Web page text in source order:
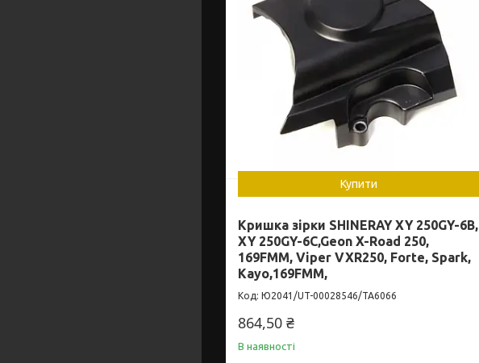
Купити
Кришка зірки SHINERAY XY 250GY-6B,
XY 250GY-6C,Geon X-Road 250,
169FMM, Viper VXR250, Forte, Spark,
Kayo,169FMM,
Ю2041/UT-00028546/TA6066
864,50 ₴
В наявності